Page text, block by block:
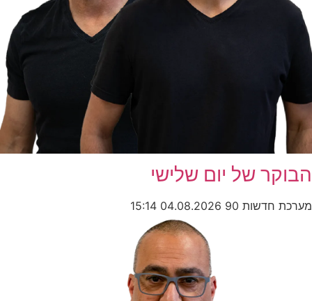
הבוקר של יום שלישי
מערכת חדשות 90 04.08.2026
15:14